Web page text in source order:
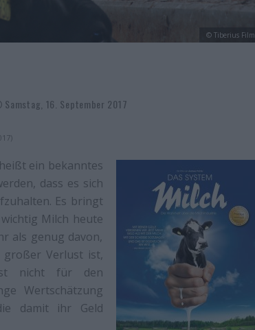
© Tiberius Film
Samstag, 16. September 2017
ein bekanntes
dass es sich
Es bringt
Milch heute
als genug davon,
großer Verlust ist,
nicht für den
Wertschätzung
damit ihr Geld